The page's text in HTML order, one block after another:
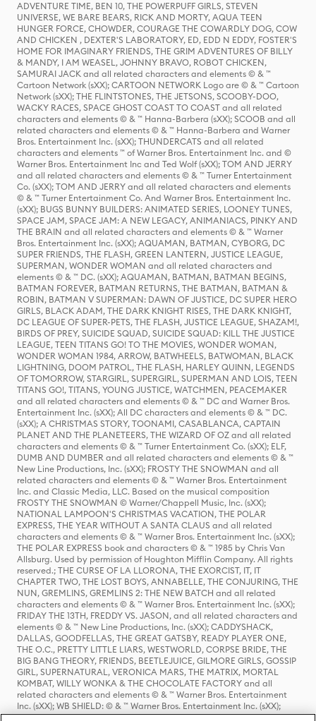
ADVENTURE TIME, BEN 10, THE POWERPUFF GIRLS, STEVEN
UNIVERSE, WE BARE BEARS, RICK AND MORTY, AQUA TEEN
HUNGER FORCE, CHOWDER, COURAGE THE COWARDLY DOG, COW
AND CHICKEN , DEXTER'S LABORATORY, ED, EDD N EDDY, FOSTER'S
HOME FOR IMAGINARY FRIENDS, THE GRIM ADVENTURES OF BILLY
& MANDY, I AM WEASEL, JOHNNY BRAVO, ROBOT CHICKEN,
SAMURAI JACK and all related characters and elements © & ™
Cartoon Network (sXX); CARTOON NETWORK Logo are © & ™ Cartoon
Network (sXX); THE FLINTSTONES, THE JETSONS, SCOOBY-DOO,
WACKY RACES, SPACE GHOST COAST TO COAST and all related
characters and elements © & ™ Hanna-Barbera (sXX); SCOOB and all
related characters and elements © & ™ Hanna-Barbera and Warner
Bros. Entertainment Inc. (sXX); THUNDERCATS and all related
characters and elements ™ of Warner Bros. Entertainment Inc. and ©
Warner Bros. Entertainment Inc and Ted Wolf (sXX); TOM AND JERRY
and all related characters and elements © & ™ Turner Entertainment
Co. (sXX); TOM AND JERRY and all related characters and elements
© & ™ Turner Entertainment Co. And Warner Bros. Entertainment Inc.
(sXX); BUGS BUNNY BUILDERS: ANIMATED SERIES, LOONEY TUNES,
SPACE JAM, SPACE JAM: A NEW LEGACY, ANIMANIACS, PINKY AND
THE BRAIN and all related characters and elements © & ™ Warner
Bros. Entertainment Inc. (sXX); AQUAMAN, BATMAN, CYBORG, DC
SUPER FRIENDS, THE FLASH, GREEN LANTERN, JUSTICE LEAGUE,
SUPERMAN, WONDER WOMAN and all related characters and
elements © & ™ DC. (sXX); AQUAMAN, BATMAN, BATMAN BEGINS,
BATMAN FOREVER, BATMAN RETURNS, THE BATMAN, BATMAN &
ROBIN, BATMAN V SUPERMAN: DAWN OF JUSTICE, DC SUPER HERO
GIRLS, BLACK ADAM, THE DARK KNIGHT RISES, THE DARK KNIGHT,
DC LEAGUE OF SUPER-PETS, THE FLASH, JUSTICE LEAGUE, SHAZAM!,
BIRDS OF PREY, SUICIDE SQUAD, SUICIDE SQUAD: KILL THE JUSTICE
LEAGUE, TEEN TITANS GO! TO THE MOVIES, WONDER WOMAN,
WONDER WOMAN 1984, ARROW, BATWHEELS, BATWOMAN, BLACK
LIGHTNING, DOOM PATROL, THE FLASH, HARLEY QUINN, LEGENDS
OF TOMORROW, STARGIRL, SUPERGIRL, SUPERMAN AND LOIS, TEEN
TITANS GO!, TITANS, YOUNG JUSTICE, WATCHMEN, PEACEMAKER
and all related characters and elements © & ™ DC and Warner Bros.
Entertainment Inc. (sXX); All DC characters and elements © & ™ DC.
(sXX); A CHRISTMAS STORY, TOONAMI, CASABLANCA, CAPTAIN
PLANET AND THE PLANETEERS, THE WIZARD OF OZ and all related
characters and elements © & ™ Turner Entertainment Co. (sXX); ELF,
DUMB AND DUMBER and all related characters and elements © & ™
New Line Productions, Inc. (sXX); FROSTY THE SNOWMAN and all
related characters and elements © & ™ Warner Bros. Entertainment
Inc. and Classic Media, LLC. Based on the musical composition
FROSTY THE SNOWMAN © Warner/Chappell Music, Inc. (sXX);
NATIONAL LAMPOON'S CHRISTMAS VACATION, THE POLAR
EXPRESS, THE YEAR WITHOUT A SANTA CLAUS and all related
characters and elements © & ™ Warner Bros. Entertainment Inc. (sXX);
THE POLAR EXPRESS book and characters © & ™ 1985 by Chris Van
Allsburg. Used by permission of Houghton Mifflin Company. All rights
reserved.; THE CURSE OF LA LLORONA, THE EXORCIST, IT, IT
CHAPTER TWO, THE LOST BOYS, ANNABELLE, THE CONJURING, THE
NUN, GREMLINS, GREMLINS 2: THE NEW BATCH and all related
characters and elements © & ™ Warner Bros. Entertainment Inc. (sXX);
FRIDAY THE 13TH, FREDDY VS. JASON, and all related characters and
elements © & ™ New Line Productions, Inc. (sXX); CADDYSHACK,
DALLAS, GOODFELLAS, THE GREAT GATSBY, READY PLAYER ONE,
THE O.C., PRETTY LITTLE LIARS, WESTWORLD, CORPSE BRIDE, THE
BIG BANG THEORY, FRIENDS, BEETLEJUICE, GILMORE GIRLS, GOSSIP
GIRL, SUPERNATURAL, VERONICA MARS, THE MATRIX, MORTAL
KOMBAT, WILLY WONKA & THE CHOCOLATE FACTORY and all
related characters and elements © & ™ Warner Bros. Entertainment
Inc. (sXX); WB SHIELD: © & ™ Warner Bros. Entertainment Inc. (sXX);
HOUSE OF THE DRAGON, GAME OF THRONES, and all related